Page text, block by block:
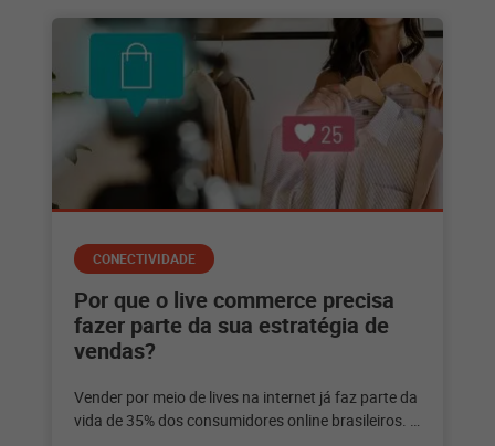
CONECTIVIDADE
Por que o live commerce precisa
fazer parte da sua estratégia de
vendas?
Vender por meio de lives na internet já faz parte da
vida de 35% dos consumidores online brasileiros. E